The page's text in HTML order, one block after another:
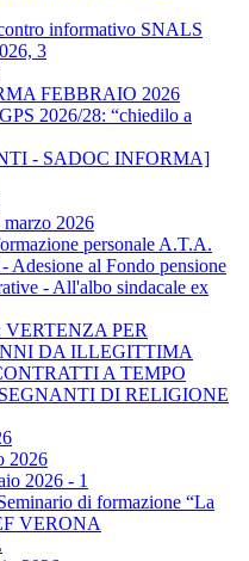
informativo SNALS
3
FEBBRAIO 2026
2026/28: “chiedilo a
- SADOC INFORMA]
2026
personale A.T.A.
Adesione al Fondo pensione
- All'albo sindacale ex
PER
DA ILLEGITTIMA
A TEMPO
DI RELIGIONE
2026
2026 - 1
di formazione “La
VERONA